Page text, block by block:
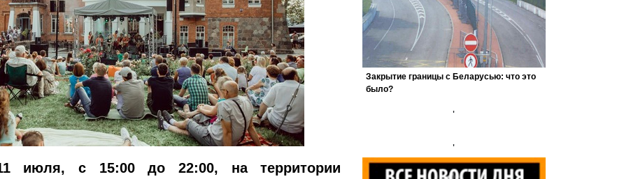
июля, с 15:00 до 22:00, на территории
'
'